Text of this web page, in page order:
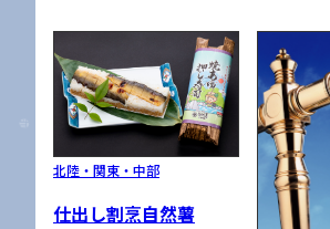
北陸・関東・中部
仕出し割烹自然薯